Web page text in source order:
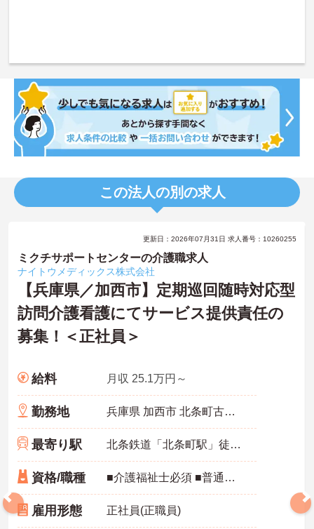
この法人の別の求人
更新日：2026年07月31日 求人番号：10260255
ミクチサポートセンターの介護職求人
ナイトウメディックス株式会社
【兵庫県／加西市】定期巡回随時対応型
訪問介護看護にてサービス提供責任の
募集！＜正社員＞
給料 月収 25.1万円～
勤務地 兵庫県 加西市 北条町古坂7-62
最寄り駅 北条鉄道「北条町駅」徒歩16分
資格/職種 ■介護福祉士必須 ■普通自動車運転免許（AT限定可）必須 ■簡単なoffice操作ができる方 ※サービス提供責任者、管理者、責任者、労務相談等の経験あれば尚可 ※ホームヘルパーとしての実務経験者優遇
雇用形態 正社員(正職員)